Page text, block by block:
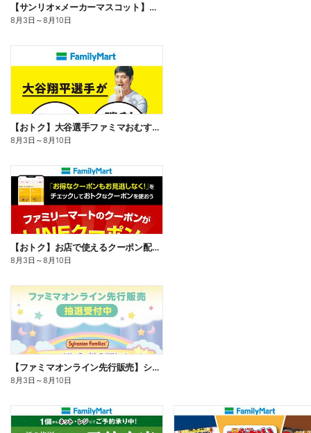
【サンリオ×メーカーマスコット】オリジナルグッズ貰える!
8月3日 ～8月10日
【おトク】大谷選手ファミマおむすび割
8月3日 ～8月10日
【おトク】お店で使えるクーポン配信中
8月3日 ～8月10日
【ファミマオンライン先行販売】シルバニアファミリー
8月3日 ～8月10日